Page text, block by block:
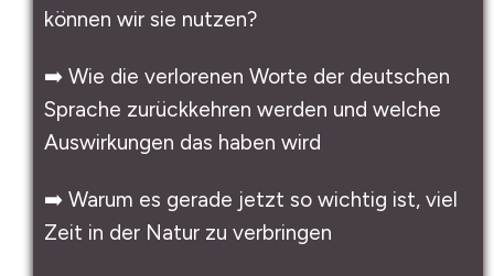
können wir sie nutzen?
➡️ Wie die verlorenen Worte der deutschen
Sprache zurückkehren werden und welche
Auswirkungen das haben wird
➡️ Warum es gerade jetzt so wichtig ist, viel
Zeit in der Natur zu verbringen